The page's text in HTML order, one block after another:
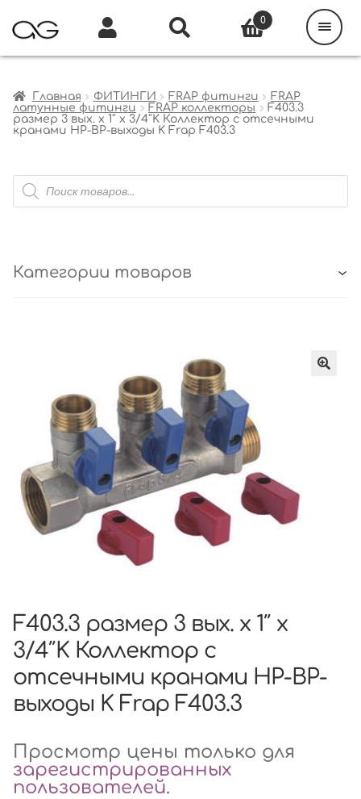
Главная ФИТИНГИ FRAP фитинги
FRAP
латунные фитинги
FRAP коллекторы
F403.3
размер 3 вых. x 1″ x 3/4″K Коллектор с отсечными
кранами НР-ВР-выходы K Frap F403.3
Поиск
товаров
Категории товаров
F403.3 размер 3 вых. x 1″ x
3/4″K Коллектор с
отсечными кранами НР-ВР-
выходы K Frap F403.3
Просмотр цены только для
зарегистрированных
пользователей.
0